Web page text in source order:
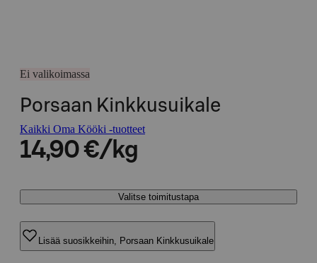
Ei valikoimassa
Porsaan Kinkkusuikale
Kaikki Oma Kööki -tuotteet
14,90 €/kg
Valitse toimitustapa
Lisää suosikkeihin, Porsaan Kinkkusuikale